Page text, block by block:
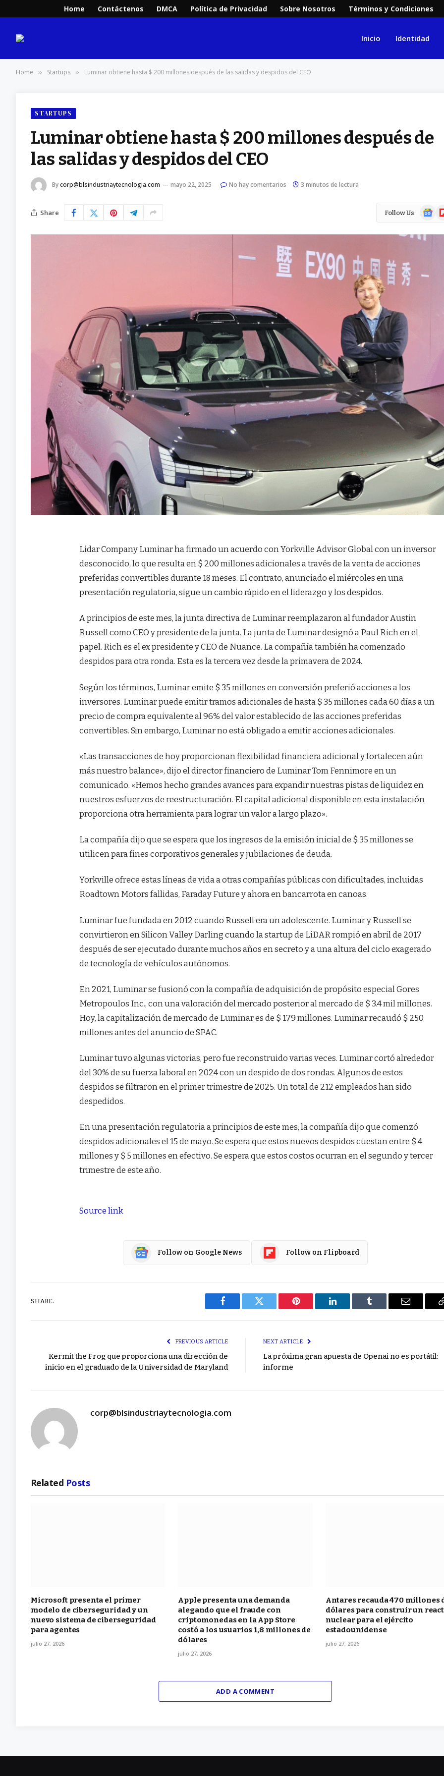
Home Contáctenos DMCA Política de Privacidad Sobre Nosotros Términos y Condiciones
Inicio Identidad
Home » Startups » Luminar obtiene hasta $ 200 millones después de las salidas y despidos del CEO
STARTUPS
Luminar obtiene hasta $ 200 millones después de
las salidas y despidos del CEO
Bycorp@blsindustriaytecnologia.com mayo 22, 2025 No hay comentarios 3 minutos de lectura
Share Follow Us
Google
Lidar Company Luminar ha firmado un acuerdo con Yorkville Advisor Global con un inversor
desconocido, lo que resulta en $ 200 millones adicionales a través de la venta de acciones
preferidas convertibles durante 18 meses. El contrato, anunciado el miércoles en una
presentación regulatoria, sigue un cambio rápido en el liderazgo y los despidos.
A principios de este mes, la junta directiva de Luminar reemplazaron al fundador Austin
Russell como CEO y presidente de la junta. La junta de Luminar designó a Paul Rich en el
papel. Rich es el ex presidente y CEO de Nuance. La compañía también ha comenzado
despidos para otra ronda. Esta es la tercera vez desde la primavera de 2024.
Según los términos, Luminar emite $ 35 millones en conversión preferió acciones a los
inversores. Luminar puede emitir tramos adicionales de hasta $ 35 millones cada 60 días a un
precio de compra equivalente al 96% del valor establecido de las acciones preferidas
convertibles. Sin embargo, Luminar no está obligado a emitir acciones adicionales.
«Las transacciones de hoy proporcionan flexibilidad financiera adicional y fortalecen aún
más nuestro balance», dijo el director financiero de Luminar Tom Fennimore en un
comunicado. «Hemos hecho grandes avances para expandir nuestras pistas de liquidez en
nuestros esfuerzos de reestructuración. El capital adicional disponible en esta instalación
proporciona otra herramienta para lograr un valor a largo plazo».
La compañía dijo que se espera que los ingresos de la emisión inicial de $ 35 millones se
utilicen para fines corporativos generales y jubilaciones de deuda.
Yorkville ofrece estas líneas de vida a otras compañías públicas con dificultades, incluidas
Roadtown Motors fallidas, Faraday Future y ahora en bancarrota en canoas.
Luminar fue fundada en 2012 cuando Russell era un adolescente. Luminar y Russell se
convirtieron en Silicon Valley Darling cuando la startup de LiDAR rompió en abril de 2017
después de ser ejecutado durante muchos años en secreto y a una altura del ciclo exagerado
de tecnología de vehículos autónomos.
En 2021, Luminar se fusionó con la compañía de adquisición de propósito especial Gores
Metropoulos Inc., con una valoración del mercado posterior al mercado de $ 3.4 mil millones.
Hoy, la capitalización de mercado de Luminar es de $ 179 millones. Luminar recaudó $ 250
millones antes del anuncio de SPAC.
Luminar tuvo algunas victorias, pero fue reconstruido varias veces. Luminar cortó alrededor
del 30% de su fuerza laboral en 2024 con un despido de dos rondas. Algunos de estos
despidos se filtraron en el primer trimestre de 2025. Un total de 212 empleados han sido
despedidos.
En una presentación regulatoria a principios de este mes, la compañía dijo que comenzó
despidos adicionales el 15 de mayo. Se espera que estos nuevos despidos cuestan entre $ 4
millones y $ 5 millones en efectivo. Se espera que estos costos ocurran en el segundo y tercer
trimestre de este año.
Source link
Follow on Google News Follow on Flipboard
SHARE.
Facebook Twitter Pinterest LinkedIn Tumblr Email
PREVIOUS ARTICLE
Kermit the Frog que proporciona una dirección de
inicio en el graduado de la Universidad de Maryland
NEXT ARTICLE
La próxima gran apuesta de Openai no es portátil:
informe
corp@blsindustriaytecnologia.com
Related Posts
Microsoft presenta el primer
modelo de ciberseguridad y un
nuevo sistema de ciberseguridad
para agentes
julio 27, 2026
Apple presenta una demanda
alegando que el fraude con
criptomonedas en la App Store
costó a los usuarios 1,8 millones de
dólares
julio 27, 2026
Antares recauda 470 millones
dólares para construir un
nuclear para el ejército
estadounidense
julio 27, 2026
ADD A COMMENT